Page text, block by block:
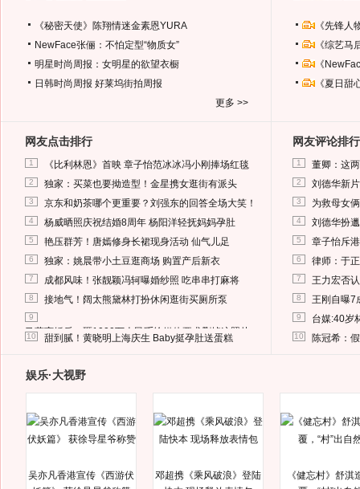
《秘密天使》陈翔情迷金素恩YURA
NewFace张俪：不怕定型“物质女”
明星时尚周报：女明星的欲望衣橱
日韩时尚周报 好莱坞街拍周报
更多 >>
《先锋
《综艺
《
《夏日
网友点击排行
1 《比利林恩》首映 章子怡范冰冰冯小刚捧场红毯
2 独家：买菜也要拗造型！金星携女逛街有派头
3 京东和奶茶哪个更重要？刘强东的回答全场大笑！
4 杨威晒照庆祝结婚8周年 杨阳洋轻抚妈妈孕肚
5 艳压群芳！唐嫣修身长裙现身活动 仙气儿足
6 独家：姚晨带小土豆逛商场 购置产后新衣
7 成都风味！张靓颖冯轲曝婚纱照 吃串串打麻将
8 接地气！阔太熊黛林打扮休闲逛街买厕所泵
9
马蓉离婚后，砸1000万人民币给媒体要求删掉这照片
10 甜到腻！黄晓明上海庆生 Baby挺孕肚送蛋糕
网友评论排行
1 董卿：这
2 刘德华新
3 为救母女
4 刘德华扮
5 章子怡斥
6 律师：于
7 王力宏否
8 王刚自曝7
9 台媒:40岁
10 陈冠希：
娱乐·大视野
吴亦凡香港宣传《西游伏
邓超携《乘风破浪》登陆
《健忘村》舒淇